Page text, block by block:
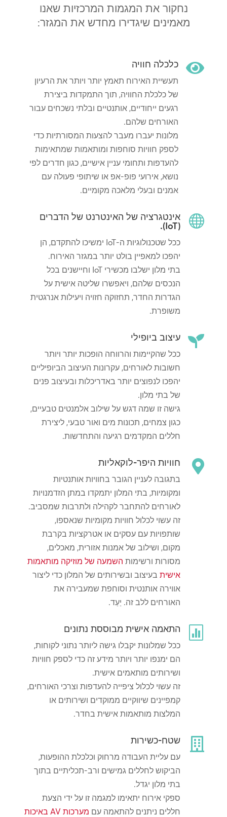
נחקור את המגמות המרכזיות שאנו
מאמינים שיגדירו מחדש את המגזר:
 כלכלה חוויה
תעשיית האירוח תאמץ יותר ויותר את הרעיון
של כלכלת החוויה, תוך התמקדות ביצירת
רגעים ייחודיים, אותנטיים ובלתי נשכחים עבור
האורחים שלהם.
מלונות יעברו מעבר להצעות המסורתיות כדי
לספק חוויות סוחפות ומותאמות שמתאימות
להעדפות ותחומי עניין אישיים, כגון חדרים לפי
נושא, אירועי פופ-אפ או שיתופי פעולה עם
אמנים ובעלי מלאכה מקומיים.
 אינטגרציה של האינטרנט של הדברים
(IoT).
ככל שטכנולוגיות ה-IoT ימשיכו להתקדם, הן
יהפכו למאפיין בולט יותר במגזר האירוח.
בתי מלון ישלבו מכשירי IoT וחיישנים בכל
הנכסים שלהם, ויאפשרו שליטה אישית על
הגדרות החדר, תחזוקה חזויה ויעילות אנרגטית
משופרת.
 עיצוב ביופילי
ככל שהקיימות והרווחה הופכות יותר ויותר
חשובות לאורחים, עקרונות העיצוב הביופיליים
יהפכו לנפוצים יותר באדריכלות ובעיצוב פנים
של בתי מלון.
גישה זו שמה דגש על שילוב אלמנטים טבעיים,
כגון צמחים, תכונות מים ואור טבעי, ליצירת
חללים המקדמים רגיעה והתחדשות.
 חוויות היפר-לוקאליות
בתגובה לעניין הגובר בחוויות אותנטיות
ומקומיות, בתי המלון יתמקדו במתן הזדמנויות
לאורחים להתחבר לקהילה ולתרבות שמסביב.
זה עשוי לכלול חוויות מקומיות שנאספו,
שותפויות עם עסקים או אטרקציות בקרבת
מקום, ושילוב של אמנות אזורית, מאכלים,
מסורות ורשימות השמעה של מוזיקה מותאמות
אישיתבעיצוב ובשירותים של המלון כדי ליצור
אווירה אותנטית וסוחפת שמעבירה את
האורחים ללב זה. יַעַד.
 התאמה אישית מבוססת נתונים
ככל שמלונות יקבלו גישה ליותר נתוני לקוחות,
הם ימנפו יותר ויותר מידע זה כדי לספק חוויות
ושירותים מותאמים אישית.
זה עשוי לכלול ציפייה להעדפות וצרכי ​​האורחים,
קמפיינים שיווקיים ממוקדים ושירותים או
המלצות מותאמות אישית בחדר.
 שטח-כשירות
עם עליית העבודה מרחוק וכלכלת ההופעות,
הביקוש לחללים גמישים ורב-תכליתיים בתוך
בתי מלון יגדל.
ספקי אירוח יתאימו למגמה זו על ידי הצעת
חללים ניתנים להתאמה עם
מערכות AV באיכות